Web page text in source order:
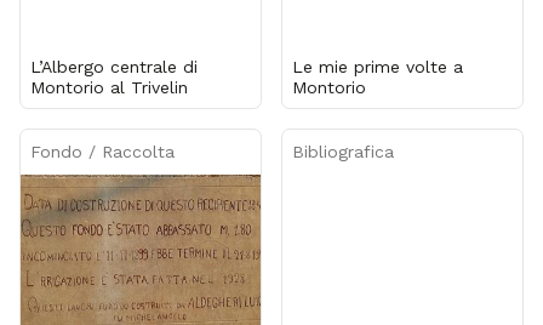
L’Albergo centrale di
Montorio al Trivelin
Le mie prime volte a
Montorio
Fondo / Raccolta Bibliografica